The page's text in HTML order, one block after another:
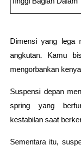
Dimensi yang lega
angkutan. Kamu
mengorbankan
Suspensi depan
spring yang
kestabilan saat
Sementara itu,